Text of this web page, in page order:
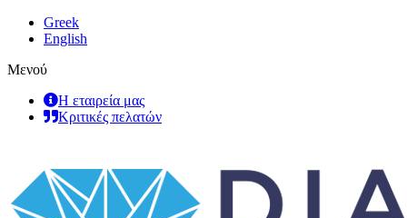
Greek
English
Μενού
Η εταιρεία μας
Κριτικές πελατών